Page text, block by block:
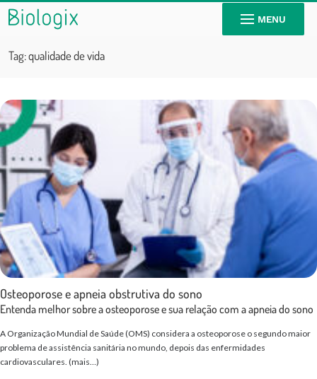
MENU
Tag:qualidade de vida
Osteoporose e apneia obstrutiva do sono
Entenda melhor sobre a osteoporose e sua relação com a apneia do sono
A Organização Mundial de Saúde (OMS) considera a osteoporose o segundo maior
problema de assistência sanitária no mundo, depois das enfermidades
cardiovasculares. (mais…)